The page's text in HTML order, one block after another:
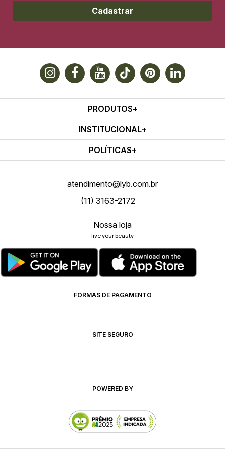
Cadastrar
PRODUTOS
INSTITUCIONAL
POLÍTICAS
atendimento@lyb.com.br
(11) 3163-2172
Nossa loja
live your beauty
FORMAS DE PAGAMENTO
SITE SEGURO
POWERED BY